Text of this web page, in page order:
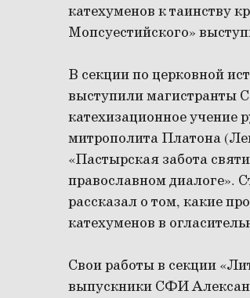
катехуменов к таинству
Мопсуестийского»
В секции по церковной
выступили магистранты
катехизационное учение
митрополита Платона
«Пастырская забота
православном диалоге».
рассказал о том, какие
катехуменов в
Свои работы в секции
выпускники СФИ